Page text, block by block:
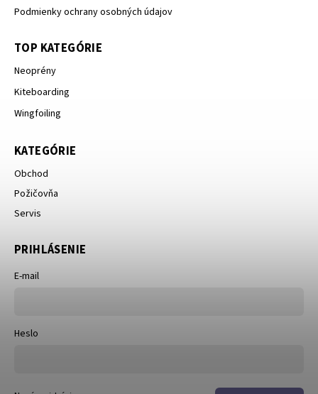
Podmienky ochrany osobných údajov
TOP KATEGÓRIE
Neoprény
Kiteboarding
Wingfoiling
KATEGÓRIE
Obchod
Požičovňa
Servis
PRIHLÁSENIE
E-mail
Heslo